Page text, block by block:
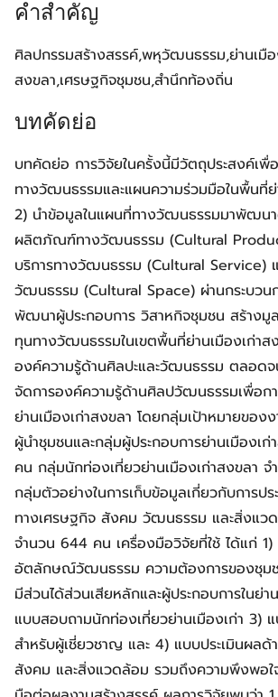
คำสำคัญ
ศิลปกรรมสร้างสรรค์,พหุวัฒนธรรม,ย่านเมือ
สงขลา,เศรษฐกิจชุมชน,สำนึกท้องถิ่น
บทคัดย่อ
บทคัดย่อ การวิจัยในครั้งนี้มีวัตถุประสงค์เ
ทางวัฒนธรรมและแผนความร่วมมือในพื้นที่ย่
2) นำข้อมูลในแผนที่ทางวัฒนธรรมมาพัฒน
ผลิตภัณฑ์ทางวัฒนธรรม (Cultural
บริการทางวัฒนธรรม (Cultural Service)
วัฒนธรรม (Cultural Space) ผ่านกระบวน
พัฒนาผู้ประกอบการ วิสาหกิจชุมชน สร้างมู
ทุนทางวัฒนธรรมในเขตพื้นที่ย่านเมืองเก่าส
องค์ความรู้ด้านศิลปะและวัฒนธรรม ตลอดจ
จัดการองค์ความรู้ด้านศิลปวัฒนธรรมเพื่อ
ย่านเมืองเก่าสงขลา โดยกลุ่มเป้าหมายของ
ผู้นำชุมชนและกลุ่มผู้ประกอบการย่านเมืองเ
คน กลุ่มนักท่องเที่ยวย่านเมืองเก่าสงขลา
กลุ่มตัวอย่างในการเก็บข้อมูลเกี่ยวกับการป
ทางเศรษฐกิจ สังคม วัฒนธรรม และสิ่งแว
จำนวน 644 คน เครื่องมือวิจัยที่ใช้ ได้แก่
อัตลักษณ์วัฒนธรรม ความต้องการของชุ
มีส่วนได้ส่วนเสียหลักและผู้ประกอบการในย่า
แบบสอบถามนักท่องเที่ยวย่านเมืองเก่า 3)
สำหรับผู้เชี่ยวชาญ และ 4) แบบประเมินผลด้
สังคม และสิ่งแวดล้อม รวมถึงความพึงพอใ